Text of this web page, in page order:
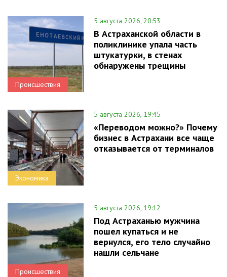
Происшествия
5 августа 2026, 20:53
В Астраханской области в
поликлинике упала часть
штукатурки, в стенах
обнаружены трещины
Экономика
5 августа 2026, 19:45
«Переводом можно?» Почему
бизнес в Астрахани все чаще
отказывается от терминалов
Происшествия
5 августа 2026, 19:12
Под Астраханью мужчина
пошел купаться и не
вернулся, его тело случайно
нашли сельчане